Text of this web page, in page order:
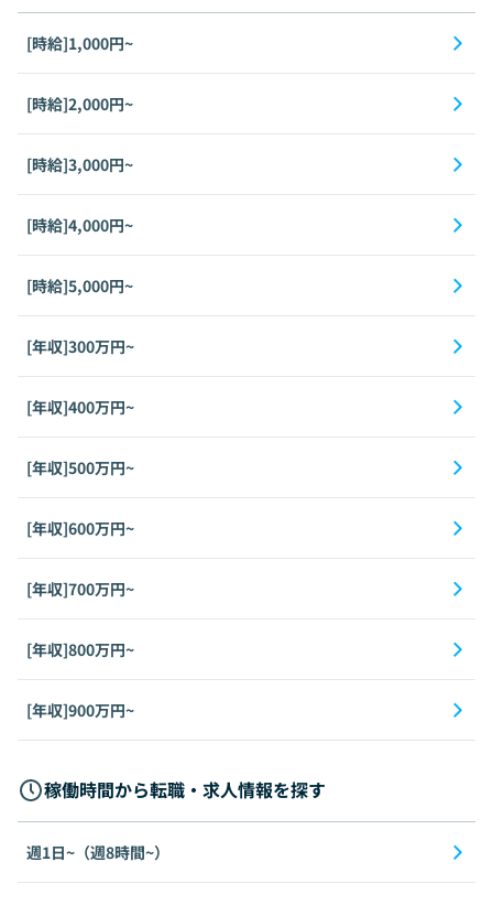
[時給]1,000円~
[時給]2,000円~
[時給]3,000円~
[時給]4,000円~
[時給]5,000円~
[年収]300万円~
[年収]400万円~
[年収]500万円~
[年収]600万円~
[年収]700万円~
[年収]800万円~
[年収]900万円~
稼働時間から転職・求人情報を探す
週1日~（週8時間~）